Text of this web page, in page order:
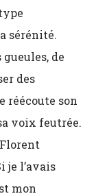
sérénité.
gueules, de
des
réécoute son
voix feutrée.
je l’avais
mon